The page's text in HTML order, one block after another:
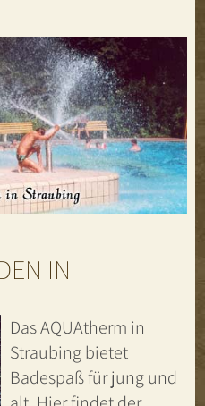
IN
Das AQUAtherm in
Straubing bietet
Badespaß für jung und